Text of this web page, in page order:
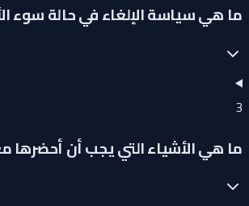
ما هي سياسة الإلغاء في حالة سوء
ما هي الأشياء التي يجب أن أحضرها